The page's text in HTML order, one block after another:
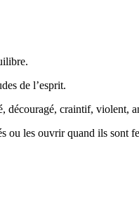
de l’esprit.
craintif, violent,
ou les ouvrir quand ils sont